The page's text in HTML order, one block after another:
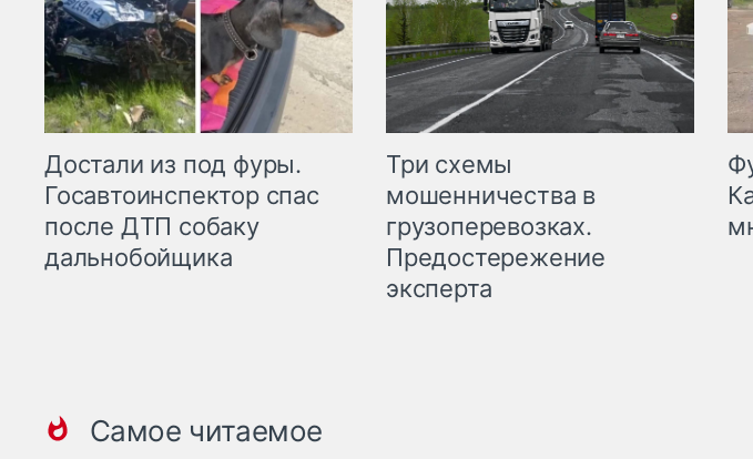
Достали из под фуры.
Госавтоинспектор спас
после ДТП собаку
дальнобойщика
Три схемы
мошенничества в
грузоперевозках.
Предостережение
эксперта
Самое читаемое